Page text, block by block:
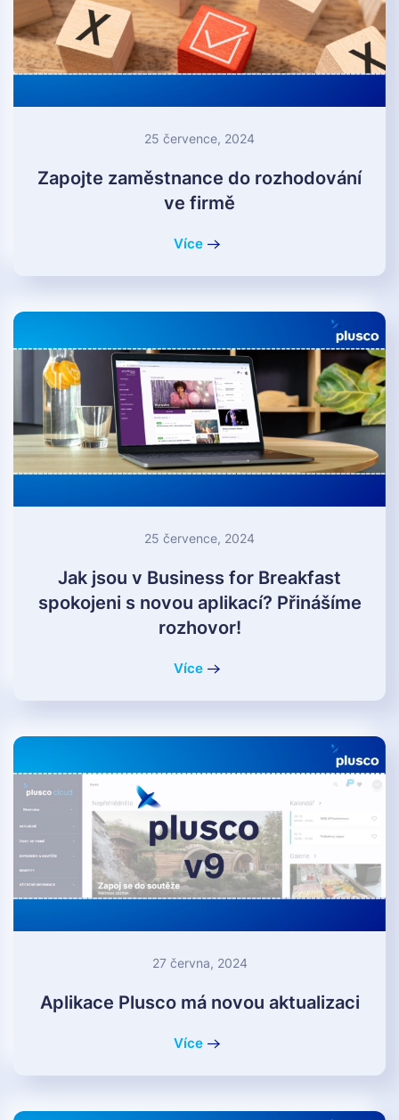
25 července, 2024
Zapojte zaměstnance do rozhodování
ve firmě
Více
25 července, 2024
Jak jsou v Business for Breakfast
spokojeni s novou aplikací? Přinášíme
rozhovor!
Více
27 června, 2024
Aplikace Plusco má novou aktualizaci
Více